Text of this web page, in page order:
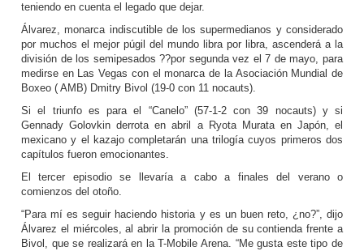
teniendo en cuenta el legado que dejar.
Álvarez, monarca indiscutible de los supermedianos y considerado
por muchos el mejor púgil del mundo libra por libra, ascenderá a la
división de los semipesados ??por segunda vez el 7 de mayo, para
medirse en Las Vegas con el monarca de la Asociación Mundial de
Boxeo ( AMB) Dmitry Bivol (19-0 con 11 nocauts).
Si el triunfo es para el “Canelo” (57-1-2 con 39 nocauts) y si
Gennady Golovkin derrota en abril a Ryota Murata en Japón, el
mexicano y el kazajo completarán una trilogía cuyos primeros dos
capítulos fueron emocionantes.
El tercer episodio se llevaría a cabo a finales del verano o
comienzos del otoño.
“Para mí es seguir haciendo historia y es un buen reto, ¿no?”, dijo
Álvarez el miércoles, al abrir la promoción de su contienda frente a
Bivol, que se realizará en la T-Mobile Arena. “Me gusta este tipo de